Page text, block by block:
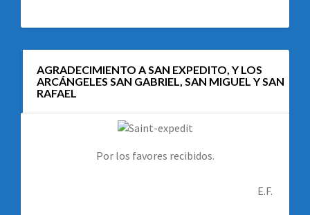
AGRADECIMIENTO A SAN EXPEDITO, Y LOS
ARCÁNGELES SAN GABRIEL, SAN MIGUEL Y SAN
RAFAEL
Por los favores recibidos.
E.F.